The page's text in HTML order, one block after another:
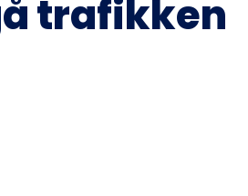
trafikken